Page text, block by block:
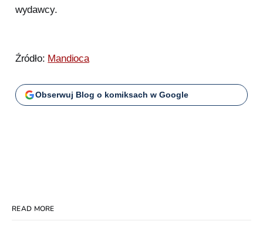
wydawcy.
Źródło: Mandioca
Obserwuj Blog o komiksach w Google
READ MORE